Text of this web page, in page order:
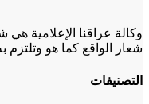
وكالة عراقنا الإعلامية
شعار الواقع كما هو وتلتزم
التصنيفات